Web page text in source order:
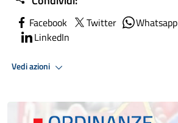
Facebook Twitter Whatsapp
LinkedIn
Vedi azioni